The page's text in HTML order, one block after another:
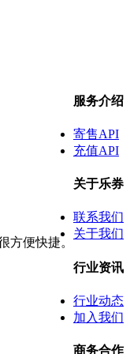
方便快捷。
服务介绍
寄售API
充值API
关于乐券
联系我们
关于我们
行业资讯
行业动态
加入我们
商务合作